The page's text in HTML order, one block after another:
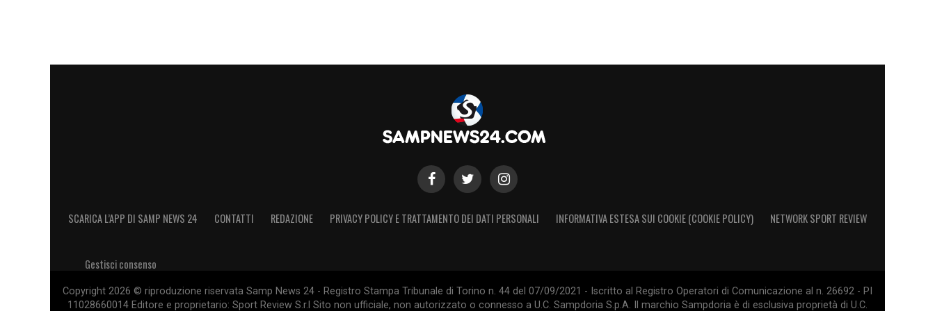
SCARICA L’APP DI SAMP NEWS 24 CONTATTI REDAZIONE PRIVACY POLICY E TRATTAMENTO DEI DATI PERSONALI INFORMATIVA ESTESA SUI COOKIE (COOKIE POLICY) NETWORK SPORT REVIEW
Gestisci consenso
Copyright 2026 © riproduzione riservata Samp News 24 - Registro Stampa Tribunale di Torino n. 44 del 07/09/2021 - Iscritto al Registro Operatori di Comunicazione al n. 26692 - PI
11028660014 Editore e proprietario: Sport Review S.r.l Sito non ufficiale, non autorizzato o connesso a U.C. Sampdoria S.p.A. Il marchio Sampdoria è di esclusiva proprietà di U.C.